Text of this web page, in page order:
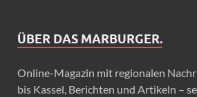
ÜBER DAS MARBURGER.
Online-Magazin mit regionalen
bis Kassel, Berichten und Artikeln –